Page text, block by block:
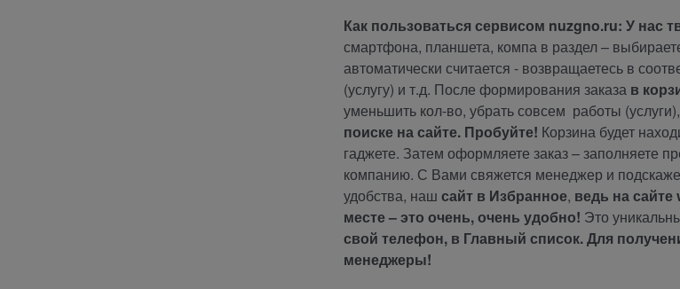
Как пользоваться сервисом nuzgno.ru: У нас
смартфона, планшета, компа в раздел –
автоматически считается - возвращаетесь в
(услугу) и т.д. После формирования заказа в
уменьшить кол-во, убрать совсем работы
поиске на сайте. Пробуйте! Корзина будет
гаджете. Затем оформляете заказ – заполняете
компанию. С Вами свяжется менеджер и
удобства, наш сайт в Избранное, ведь на сайте
месте – это очень, очень удобно! Это
свой телефон, в Главный список. Для
менеджеры!